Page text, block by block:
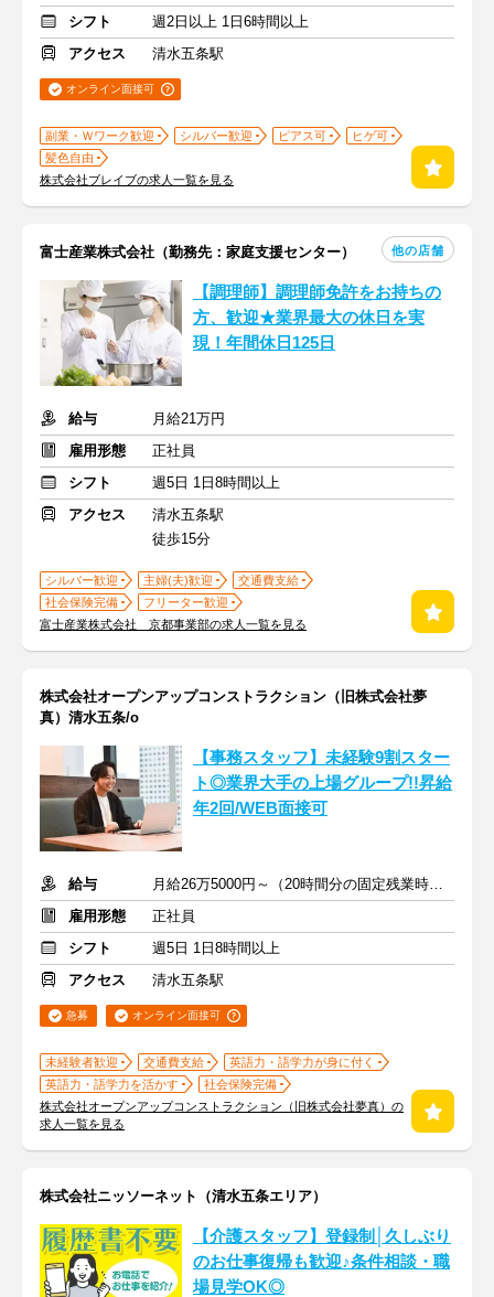
シフト
週2日以上 1日6時間以上
アクセス
清水五条駅
オンライン面接可
副業・Ｗワーク歓迎 シルバー歓迎 ピアス可
ヒゲ可
髪色自由
株式会社ブレイブの求人一覧を見る
富士産業株式会社（勤務先：家庭支援センター） 他の店舗
【調理師】調理師免許をお持ちの
方、歓迎★業界最大の休日を実
現！年間休日125日
給与
月給21万円
雇用形態
正社員
シフト
週5日 1日8時間以上
アクセス
清水五条駅
徒歩15分
シルバー歓迎 主婦(夫)歓迎
交通費支給
社会保険完備
フリーター歓迎
富士産業株式会社 京都事業部の求人一覧を見る
株式会社オープンアップコンストラクション（旧株式会社夢
真）清水五条/o
【事務スタッフ】未経験9割スター
ト◎業界大手の上場グループ!!昇給
年2回/WEB面接可
給与
月給26万5000円～（20時間分の固定残業時間代を含む）
雇用形態
正社員
シフト
週5日 1日8時間以上
アクセス
清水五条駅
急募 オンライン面接可
未経験者歓迎 交通費支給
英語力・語学力が身に付く
英語力・語学力を活かす
社会保険完備
株式会社オープンアップコンストラクション（旧株式会社夢真）の
求人一覧を見る
株式会社ニッソーネット（清水五条エリア）
【介護スタッフ】登録制│久しぶり
のお仕事復帰も歓迎♪条件相談・職
場見学OK◎